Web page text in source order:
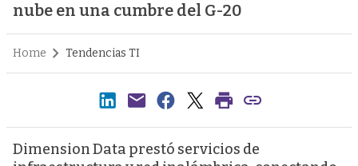
nube en una cumbre del G-20
Home Tendencias TI
Dimension Data prestó servicios de